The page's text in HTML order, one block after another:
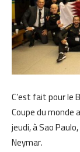
C’est fait pour le
Coupe du monde
jeudi, à Sao
Neymar.